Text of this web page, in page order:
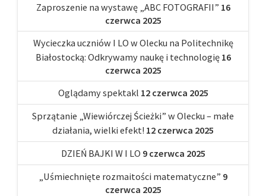
Zaproszenie na wystawę „ABC FOTOGRAFII” 16
czerwca 2025
Wycieczka uczniów I LO w Olecku na Politechnikę
Białostocką: Odkrywamy naukę i technologię 16
czerwca 2025
Oglądamy spektakl 12 czerwca 2025
Sprzątanie „Wiewiórczej Ścieżki” w Olecku – małe
działania, wielki efekt! 12 czerwca 2025
DZIEŃ BAJKI W I LO 9 czerwca 2025
„Uśmiechnięte rozmaitości matematyczne” 9
czerwca 2025